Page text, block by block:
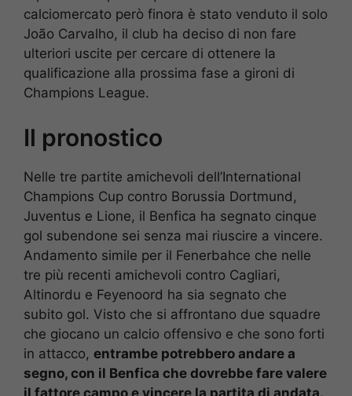
calciomercato però finora è stato venduto il solo
João Carvalho, il club ha deciso di non fare
ulteriori uscite per cercare di ottenere la
qualificazione alla prossima fase a gironi di
Champions League.
Il pronostico
Nelle tre partite amichevoli dell’International
Champions Cup contro Borussia Dortmund,
Juventus e Lione, il Benfica ha segnato cinque
gol subendone sei senza mai riuscire a vincere.
Andamento simile per il Fenerbahce che nelle
tre più recenti amichevoli contro Cagliari,
Altinordu e Feyenoord ha sia segnato che
subito gol. Visto che si affrontano due squadre
che giocano un calcio offensivo e che sono forti
in attacco, entrambe potrebbero andare a
segno, con il Benfica che dovrebbe fare valere
il fattore campo e vincere la partita di andata.